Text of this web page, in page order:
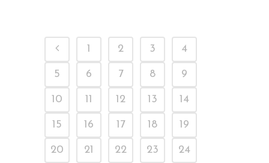
1 2 3 4
5 6 7 8 9
10 11 12 13 14
15 16 17 18 19
20 21 22 23 24